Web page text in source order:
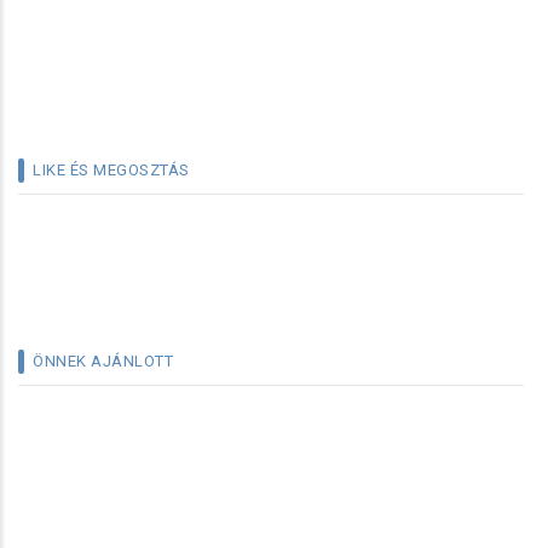
LIKE ÉS MEGOSZTÁS
ÖNNEK AJÁNLOTT